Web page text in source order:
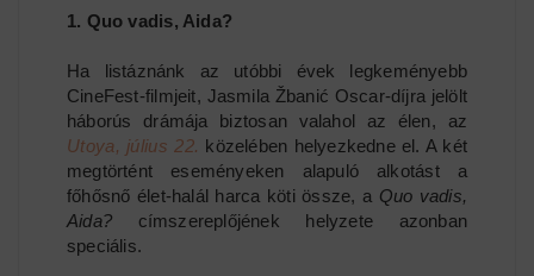
1. Quo vadis, Aida?
Ha listáznánk az utóbbi évek legkeményebb
CineFest-filmjeit, Jasmila Žbanić Oscar-díjra jelölt
háborús drámája biztosan valahol az élen, az
Utoya, július 22. közelében helyezkedne el. A két
megtörtént eseményeken alapuló alkotást a
főhősnő élet-halál harca köti össze, a Quo vadis,
Aida? címszereplőjének helyzete azonban
speciális.